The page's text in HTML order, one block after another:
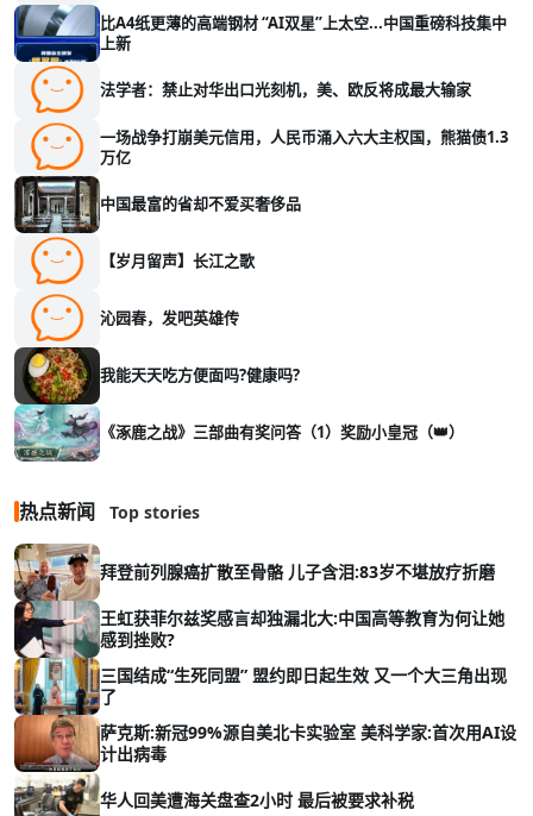
比A4纸更薄的高端钢材 “AI双星”上太空...中国重磅科技集中
上新
法学者：禁止对华出口光刻机，美、欧反将成最大输家
一场战争打崩美元信用，人民币涌入六大主权国，熊猫债1.3
万亿
中国最富的省却不爱买奢侈品
【岁月留声】长江之歌
沁园春，发吧英雄传
我能天天吃方便面吗?健康吗?
《涿鹿之战》三部曲有奖问答（1）奖励小皇冠（👑）
热点新闻 Top stories
拜登前列腺癌扩散至骨骼 儿子含泪:83岁不堪放疗折磨
王虹获菲尔兹奖感言却独漏北大:中国高等教育为何让她
感到挫败?
三国结成“生死同盟” 盟约即日起生效 又一个大三角出现
了
萨克斯:新冠99%源自美北卡实验室 美科学家:首次用AI设
计出病毒
华人回美遭海关盘查2小时 最后被要求补税